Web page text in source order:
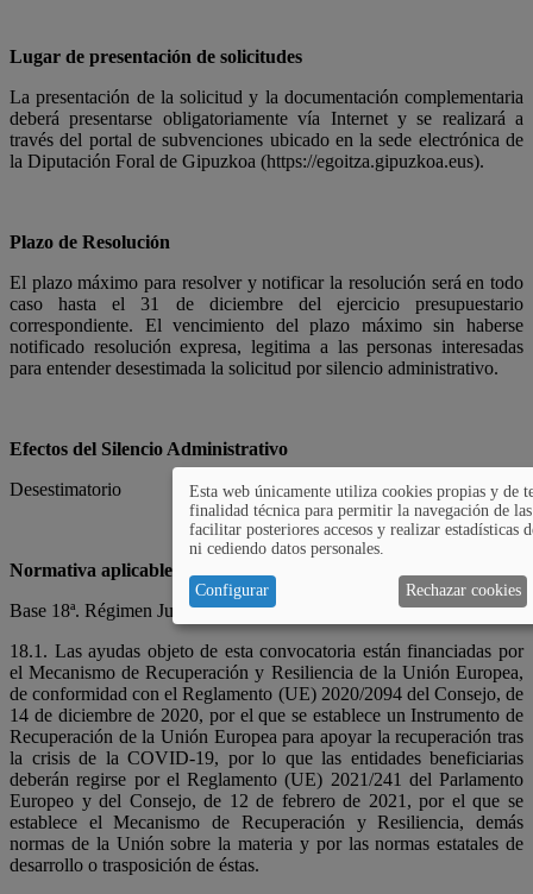
Lugar de presentación de solicitudes
La presentación de la solicitud y la documentación complementaria
deberá presentarse obligatoriamente vía Internet y se realizará a
través del portal de subvenciones ubicado en la sede electrónica de
la Diputación Foral de Gipuzkoa (https://egoi­tza.gipuzkoa.eus).
Plazo de Resolución
El plazo máximo para resolver y notificar la resolución será en todo
caso hasta el 31 de diciembre del ejercicio presupuestario
correspondiente. El vencimiento del plazo máximo sin haberse
notificado resolución expresa, legitima a las personas interesadas
para entender desestimada la solicitud por silencio administrativo.
Efectos del Silencio Administrativo
Desestimatorio
Normativa aplicable
Base 18ª. Régimen Jurídico.
18.1. Las ayudas objeto de esta convocatoria están financiadas por
el Mecanismo de Recuperación y Resiliencia de la Unión Europea,
de conformidad con el Reglamento (UE) 2020/2094 del Consejo, de
14 de diciembre de 2020, por el que se establece un Instrumento de
Recuperación de la Unión Europea para apoyar la recuperación tras
la crisis de la COVID-19, por lo que las entidades beneficiarias
deberán regirse por el Reglamento (UE) 2021/241 del Parlamento
Europeo y del Consejo, de 12 de febrero de 2021, por el que se
establece el Mecanismo de Recuperación y Resiliencia, demás
normas de la Unión sobre la materia y por las normas estatales de
desarrollo o trasposición de éstas.
Esta web únicamente utiliza cookies propias y de
finalidad técnica para permitir la navegación de las
facilitar posteriores accesos y realizar estadísticas
ni cediendo datos personales.
Configurar Rechazar cookies